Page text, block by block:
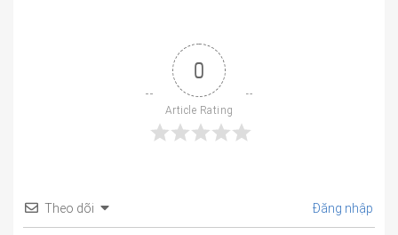
0
Article Rating
Theo dõi Đăng nhập